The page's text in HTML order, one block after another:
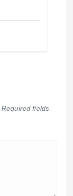
Required fields